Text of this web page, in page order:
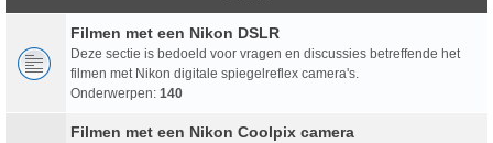
Filmen met een Nikon DSLR
Deze sectie is bedoeld voor vragen en discussies betreffende het
filmen met Nikon digitale spiegelreflex camera's.
Onderwerpen: 140
Filmen met een Nikon Coolpix camera